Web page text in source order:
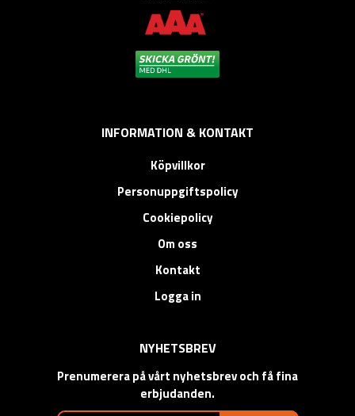
INFORMATION & KONTAKT
Köpvillkor
Personuppgiftspolicy
Cookiepolicy
Om oss
Kontakt
Logga in
NYHETSBREV
Prenumerera på vårt nyhetsbrev och få fina
erbjudanden.